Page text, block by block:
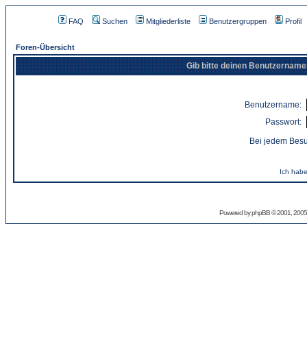
FAQ Suchen Mitgliederliste Benutzergruppen Profil
Foren-Übersicht
Gib bitte deinen
Benutzername:
Passwort:
Bei jedem
Ich
Powered byphpBB© 2001,